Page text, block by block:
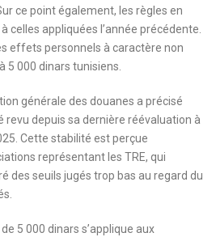
ce point également, les règles en
celles appliquées l’année précédente.
effets personnels à caractère non
000 dinars tunisiens.
générale des douanes a précisé
revu depuis sa dernière réévaluation à
Cette stabilité est perçue
représentant les TRE, qui
des seuils jugés trop bas au regard du
5 000 dinars s’applique aux